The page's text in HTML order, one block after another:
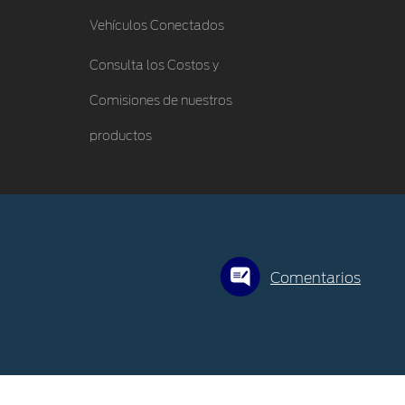
Vehículos Conectados
Consulta los Costos y
Comisiones de nuestros
productos
Comentarios